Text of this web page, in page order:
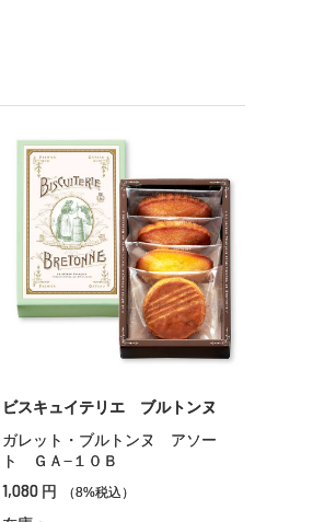
ビスキュイテリエ ブルトンヌ
ガレット・ブルトンヌ アソー
ト ＧＡ−１０Ｂ
1,080 円 （8%税込）